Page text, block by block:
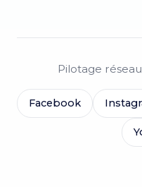
Pilotage
Facebook